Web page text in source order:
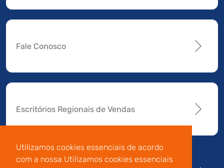
Utilizamos cookies essenciais de acordo
com a nossa Utilizamos cookies essenciais
Fale Conosco
Escritórios Regionais de Vendas